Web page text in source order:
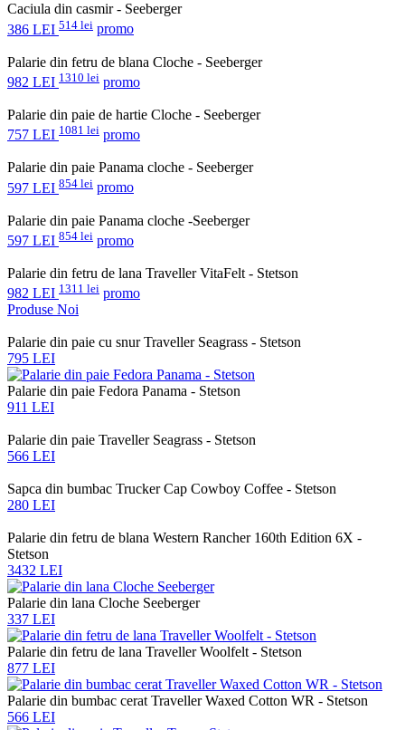
Caciula din casmir - Seeberger
386 LEI 514 lei promo
Palarie din fetru de blana Cloche - Seeberger
982 LEI 1310 lei promo
Palarie din paie de hartie Cloche - Seeberger
757 LEI 1081 lei promo
Palarie din paie Panama cloche - Seeberger
597 LEI 854 lei promo
Palarie din paie Panama cloche -Seeberger
597 LEI 854 lei promo
Palarie din fetru de lana Traveller VitaFelt - Stetson
982 LEI 1311 lei promo
Produse Noi
Palarie din paie cu snur Traveller Seagrass - Stetson
795 LEI
Palarie din paie Fedora Panama - Stetson
911 LEI
Palarie din paie Traveller Seagrass - Stetson
566 LEI
Sapca din bumbac Trucker Cap Cowboy Coffee - Stetson
280 LEI
Palarie din fetru de blana Western Rancher 160th Edition 6X -
Stetson
3432 LEI
Palarie din lana Cloche Seeberger
337 LEI
Palarie din fetru de lana Traveller Woolfelt - Stetson
877 LEI
Palarie din bumbac cerat Traveller Waxed Cotton WR - Stetson
566 LEI